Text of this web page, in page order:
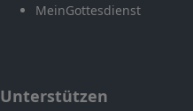
MeinGottesdienst
Unterstützen